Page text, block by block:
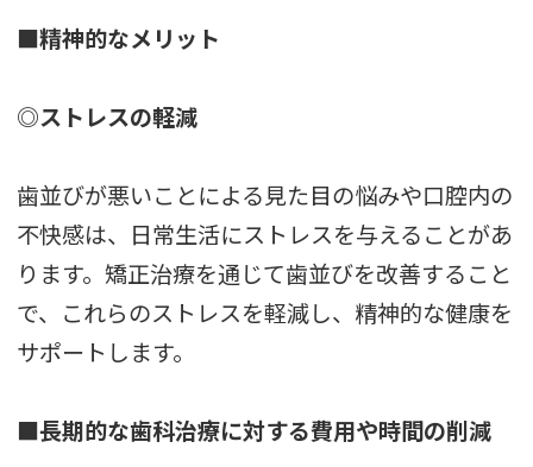
■精神的なメリット
◎ストレスの軽減
歯並びが悪いことによる見た目の悩みや口腔内の
不快感は、日常生活にストレスを与えることがあ
ります。矯正治療を通じて歯並びを改善すること
で、これらのストレスを軽減し、精神的な健康を
サポートします。
■長期的な歯科治療に対する費用や時間の削減